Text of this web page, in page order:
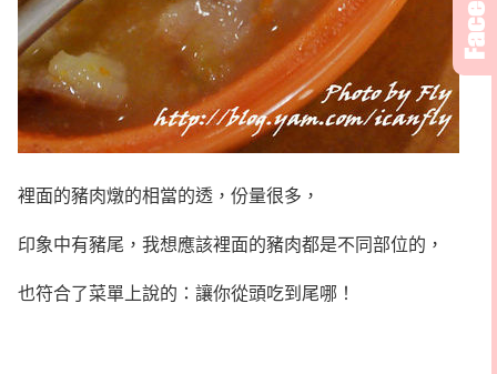
裡面的豬肉燉的相當的透，份量很多，
印象中有豬尾，我想應該裡面的豬肉都是不同部位的，
也符合了菜單上說的：讓你從頭吃到尾哪！